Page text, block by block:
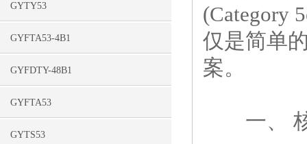
GYTY53
GYFTA53-4B1
GYFDTY-48B1
GYFTA53
GYTS53
(Category
仅是简单
案。
一、 核